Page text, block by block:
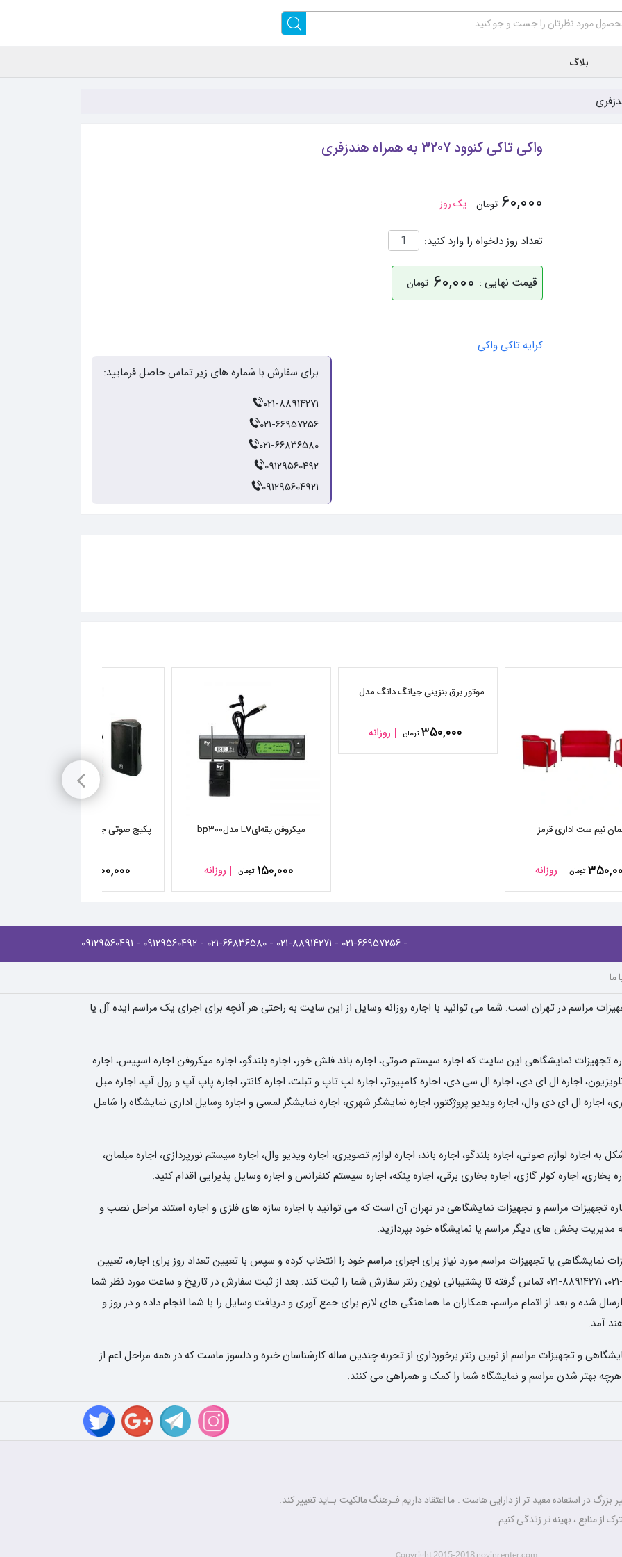
بلاگ
واکی تاکی کنوود ۳۲۰۷ به همراه هندزفری
۶۰,۰۰۰ تومان یک روز
تعداد روز دلخواه را وارد کنید:
قیمت نهایی : ۶۰,۰۰۰ تومان
کرایه تاکی واکی
برای سفارش با شماره های زیر تماس حاصل فرمایید:
۰۲۱-۸۸۹۱۴۲۷۱
۰۲۱-۶۶۹۵۷۲۵۶
۰۲۱-۶۶۸۳۶۵۸۰
۰۹۱۲۹۵۶۰۴۹۲
۰۹۱۲۹۵۶۰۴۹۲۱
نیم ست اداری قرمز
تومان روزانه
موتور برق بنزینی جیانگ دانگ مدل JD۵۵۰۰
۳۵۰,۰۰۰ تومان روزانه
میکروفن یقه‌ایEV مدلbp۳۰۰
۱۵۰,۰۰۰ تومان روزانه ۱,۲۰۰,۰۰۰
- ۰۲۱-۶۶۹۵۷۲۵۶ - ۰۲۱-۸۸۹۱۴۲۷۱ - ۰۲۱-۶۶۸۳۶۵۸۰ - ۰۹۱۲۹۵۶۰۴۹۲ - ۰۹۱۲۹۵۶۰۴۹۱
ما
مراسم در تهران است. شما می توانید با اجاره روزانه وسایل از این سایت به راحتی هر آنچه برای اجرای یک مراسم ایده آل یا
تجهیزات نمایشگاهی این سایت که اجاره سیستم صوتی، اجاره باند فلش خور، اجاره بلندگو، اجاره میکروفن اجاره اسپیس، اجاره
اجاره ال ای دی، اجاره ال سی دی، اجاره کامپیوتر، اجاره لپ تاپ و تبلت، اجاره کانتر، اجاره پاپ آپ و رول آپ، اجاره مبل
اجاره ال ای دی وال، اجاره ویدیو پروژکتور، اجاره نمایشگر شهری، اجاره نمایشگر لمسی و اجاره وسایل اداری نمایشگاه را شامل
اجاره لوازم صوتی، اجاره بلندگو، اجاره باند، اجاره لوازم تصویری، اجاره ویدیو وال، اجاره سیستم نورپردازی، اجاره مبلمان،
بخاری، اجاره کولر گازی، اجاره بخاری برقی، اجاره پنکه، اجاره سیستم کنفرانس و اجاره وسایل پذیرایی اقدام کنید.
تجهیزات مراسم و تجهیزات نمایشگاهی در تهران آن است که می توانید با اجاره سازه های فلزی و اجاره استند مراحل نصب و
مدیریت بخش های دیگر مراسم یا نمایشگاه خود بپردازید.
یا تجهیزات مراسم مورد نیاز برای اجرای مراسم خود را انتخاب کرده و سپس با تعیین تعداد روز برای اجاره، تعیین
تاریخ و ساعت دریافت وسایل، با شماره های ۶۶۸۳۶۵۸۰-۰۲۱، ۸۸۹۱۴۲۷۱-۰۲۱ تماس گرفته تا پشتیبانی نوین رنتر سفارش شما را ثبت کند. بعد از ثبت سفارش در تاریخ و ساعت مورد نظر شما
شده و بعد از اتمام مراسم، همکاران ما هماهنگی های لازم برای جمع آوری و دریافت وسایل را با شما انجام داده و در روز و
آمد.
و تجهیزات مراسم از نوین رنتر برخورداری از تجربه چندین ساله کارشناسان خبره و دلسوز ماست که در همه مراحل اعم از
بهتر شدن مراسم و نمایشگاه شما را کمک و همراهی می کنند.
در استفاده مفید تر از دارایی هاست . ما اعتقاد داریم فـرهنگ مالکیت بـاید تغییر کند.
از منابع ، بهینه تر زندگی کنیم.
Copyright 2015-2018 novinrenter.com